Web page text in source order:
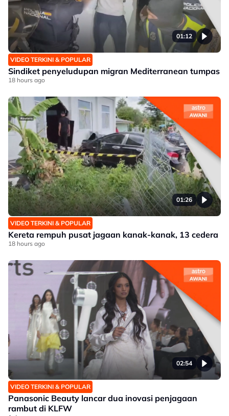
01:12
VIDEO TERKINI & POPULAR
Sindiket penyeludupan migran Mediterranean tumpas
18 hours ago
01:26
VIDEO TERKINI & POPULAR
Kereta rempuh pusat jagaan kanak-kanak, 13 cedera
18 hours ago
02:54
VIDEO TERKINI & POPULAR
Panasonic Beauty lancar dua inovasi penjagaan
rambut di KLFW